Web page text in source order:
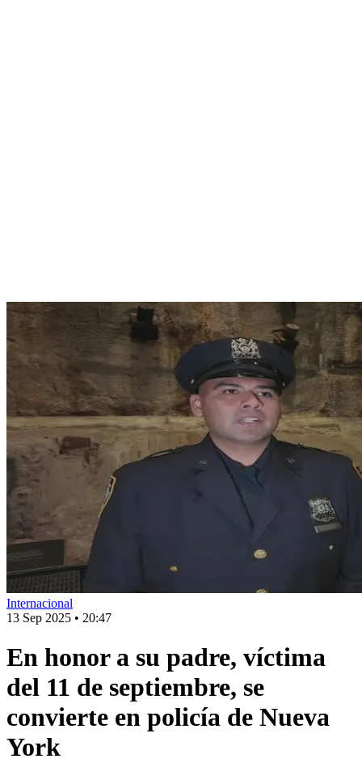
Internacional
13 Sep 2025 • 20:47
En honor a su padre, víctima
del 11 de septiembre, se
convierte en policía de Nueva
York